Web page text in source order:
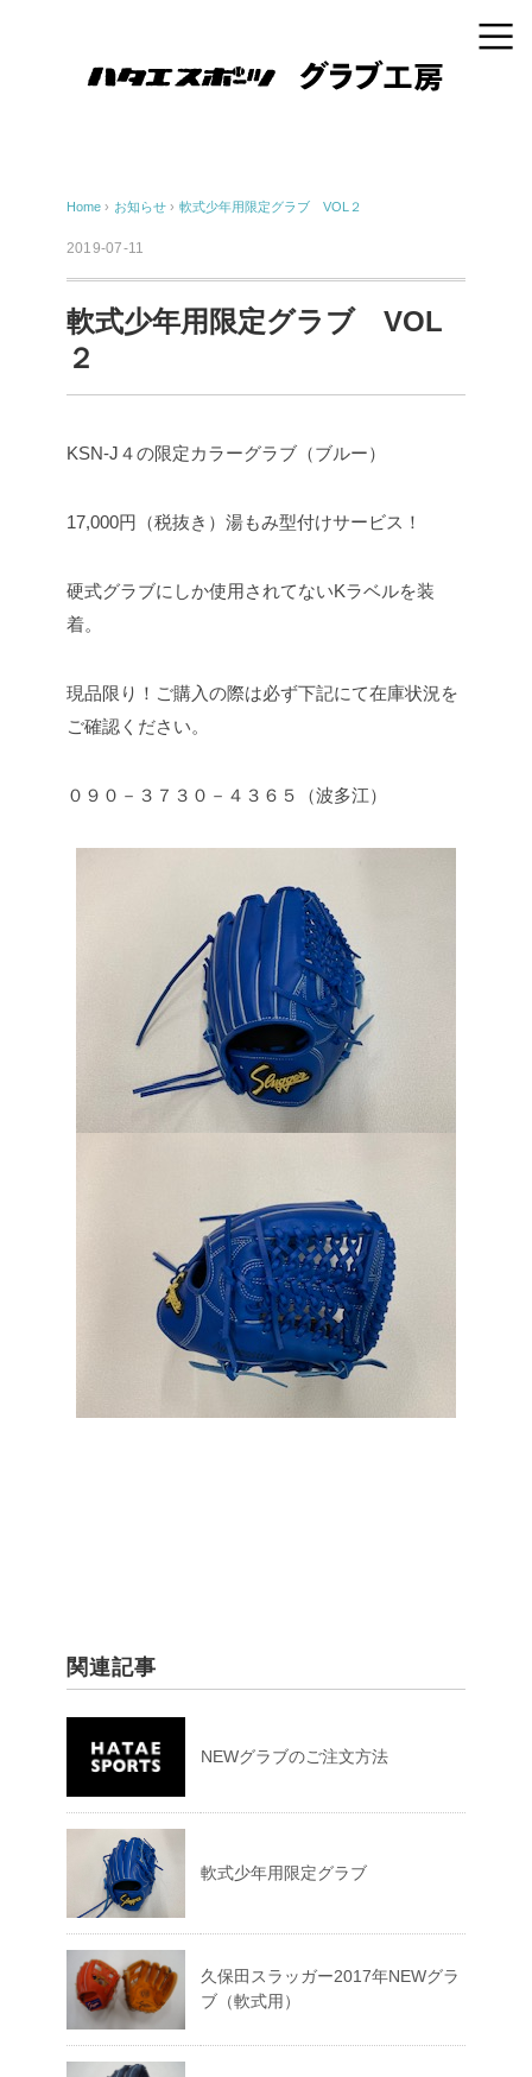
Home › お知らせ › 軟式少年用限定グラブ VOL２
2019-07-11
軟式少年用限定グラブ VOL
２
KSN-J４の限定カラーグラブ（ブルー）
17,000円（税抜き）湯もみ型付けサービス！
硬式グラブにしか使用されてないKラベルを装
着。
現品限り！ご購入の際は必ず下記にて在庫状況を
ご確認ください。
０９０－３７３０－４３６５（波多江）
関連記事
NEWグラブのご注文方法
軟式少年用限定グラブ
久保田スラッガー2017年NEWグラ
ブ（軟式用）